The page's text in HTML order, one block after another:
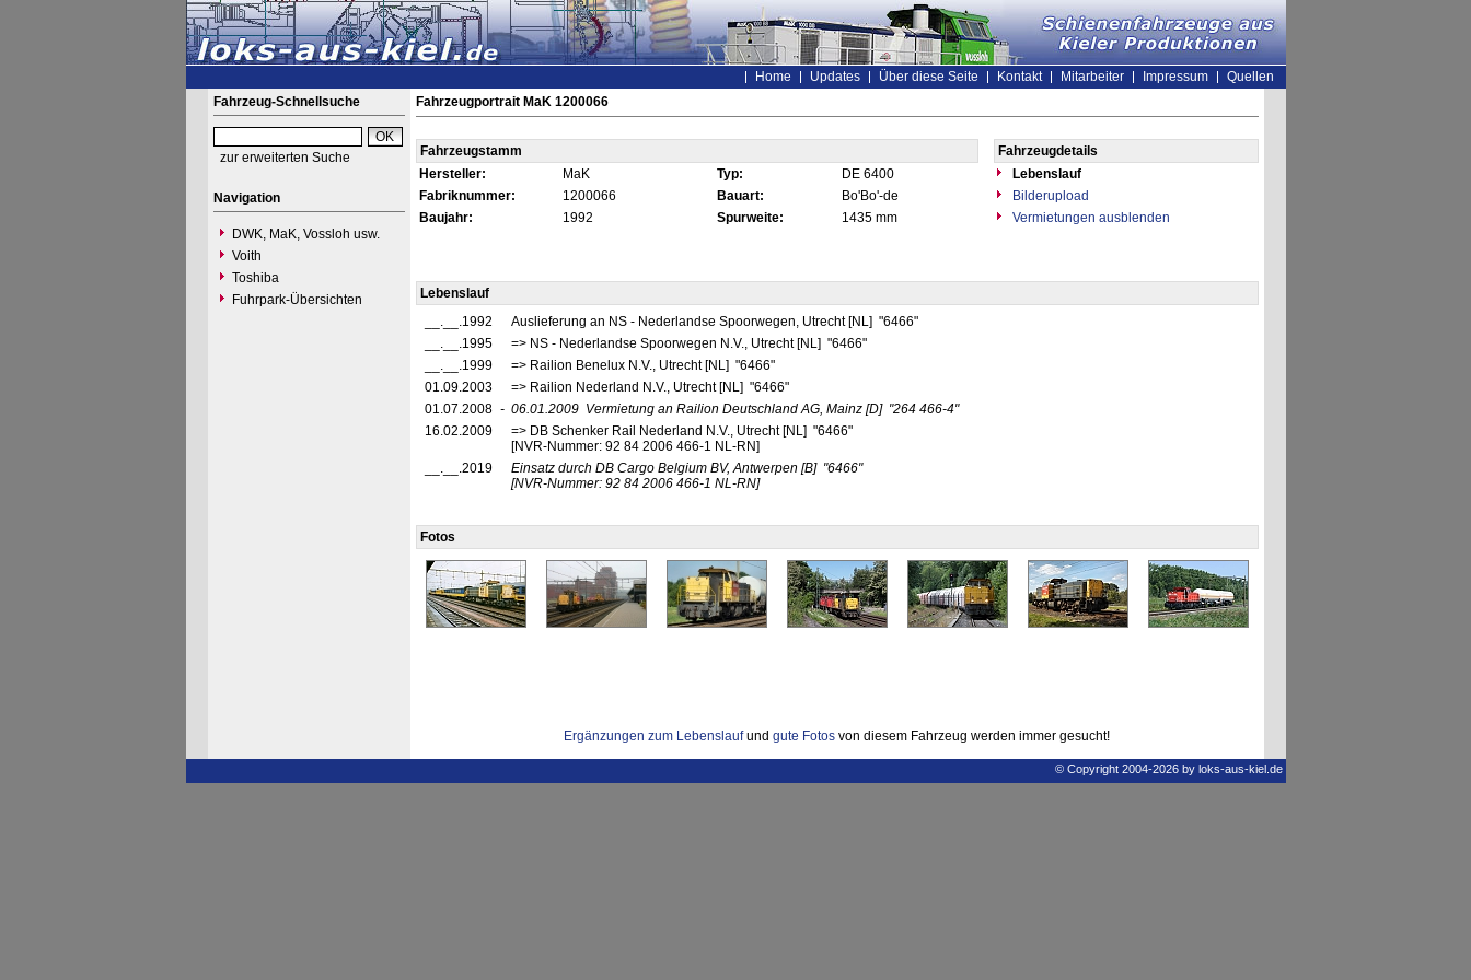
Home Updates Über diese Seite Kontakt Mitarbeiter Impressum
Quellen
Fahrzeug-Schnellsuche
zur erweiterten Suche
Navigation
DWK, MaK, Vossloh usw.
Voith
Toshiba
Fuhrpark-Übersichten
Fahrzeugportrait MaK 1200066
Fahrzeugstamm
Fahrzeugdetails
Hersteller:
MaK Typ: DE 6400
Lebenslauf
Fabriknummer:
1200066 Bauart: Bo'Bo'-de
Bilderupload
Baujahr:
1992 Spurweite: 1435 mm Vermietungen ausblenden
Lebenslauf
__.__.1992
Auslieferung an NS - Nederlandse Spoorwegen, Utrecht [NL] "6466"
__.__.1995
=> NS - Nederlandse Spoorwegen N.V., Utrecht [NL] "6466"
__.__.1999
=> Railion Benelux N.V., Utrecht [NL] "6466"
01.09.2003
=> Railion Nederland N.V., Utrecht [NL] "6466"
01.07.2008 - 06.01.2009 Vermietung an Railion Deutschland AG, Mainz [D] "264 466-4"
16.02.2009
=> DB Schenker Rail Nederland N.V., Utrecht [NL] "6466"
[NVR-Nummer: 92 84 2006 466-1 NL-RN]
__.__.2019
Einsatz durch DB Cargo Belgium BV, Antwerpen [B] "6466"
[NVR-Nummer: 92 84 2006 466-1 NL-RN]
Fotos
Ergänzungen zum Lebenslaufund gute Fotos von diesem Fahrzeug werden immer gesucht!
© Copyright 2004-2026 by loks-aus-kiel.de